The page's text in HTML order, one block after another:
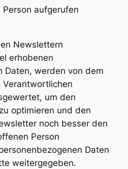
aufgerufen
Newslettern
erhobenen
Daten, werden von dem
um den
optimieren und den
noch besser den
Person
Daten
weitergegeben.